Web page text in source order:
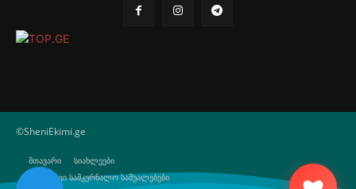
©SheniEkimi.ge
მთავარი
სიახლეები
ბუნებრივი სამკურნალო საშუალებები